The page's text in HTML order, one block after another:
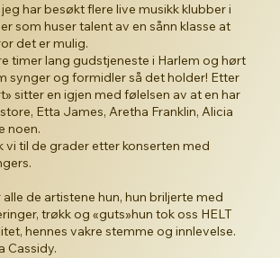
har besøkt flere live musikk klubber i
som huser talent av en sånn klasse at
det er mulig.
timer lang gudstjeneste i Harlem og hørt
synger og formidler så det holder! Etter
sitter en igjen med følelsen av at en har
Etta James, Aretha Franklin, Alicia
noen.
vi til de grader etter konserten med
de artistene hun, hun briljerte med
trøkk og «guts»hun tok oss HELT
hennes vakre stemme og innlevelse.
Cassidy.